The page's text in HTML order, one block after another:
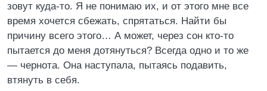
зовут куда-то. Я не понимаю их, и от этого мне все
время хочется сбежать, спрятаться. Найти бы
причину всего этого… А может, через сон кто-то
пытается до меня дотянуться? Всегда одно и то же
— чернота. Она наступала, пытаясь подавить,
втянуть в себя.